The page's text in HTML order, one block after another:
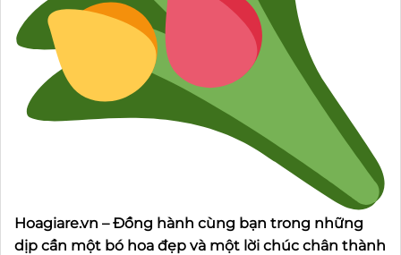
Hoagiare.vn – Đồng hành cùng bạn trong những
dịp cần một bó hoa đẹp và một lời chúc chân thành